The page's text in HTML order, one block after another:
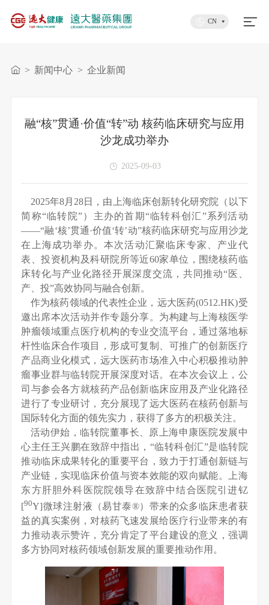
CN
> 新闻中心 > 企业新闻
融“核”贯通·价值“转”动 核药临床研究与应用
沙龙成功举办
2025-09-03
2025年8月28日，由上海临床创新转化研究院（以下
简称“临转院”）主办的首期“临转科创汇”系列活动
——“融‘核’贯通·价值‘转’动”核药临床研究与应用沙龙
在上海成功举办。本次活动汇聚临床专家、产业代
表、投资机构及科研院所等近60家单位，围绕核药临
床转化与产业化路径开展深度交流，共同推动“医、
产、投”高效协同与融合创新。
作为核药领域的代表性企业，远大医药(0512.HK)受
邀出席本次活动并作专题分享。为构建与上海核医学
肿瘤领域重点医疗机构的专业交流平台，通过落地标
杆性临床合作项目，形成可复制、可推广的创新医疗
产品商业化模式，远大医药市场准入中心积极推动肿
瘤事业群与临转院开展深度对话。在本次会议上，公
司与参会各方就核药产品创新临床应用及产业化路径
进行了专业研讨，充分展现了远大医药在核药创新与
国际转化方面的领先实力，获得了多方的积极关注。
活动伊始，临转院董事长、原上海申康医院发展中
心主任王兴鹏在致辞中指出，“临转科创汇”是临转院
推动临床成果转化的重要平台，致力于打通创新链与
产业链，实现临床价值与资本效能的双向赋能。上海
东方肝胆外科医院院领导在致辞中结合医院引进钇
[90Y]微球注射液（易甘泰®）带来的众多临床患者获
益的真实案例，对核药飞速发展给医疗行业带来的有
力推动表示赞许，充分肯定了平台建设的意义，强调
多方协同对核药领域创新发展的重要推动作用。